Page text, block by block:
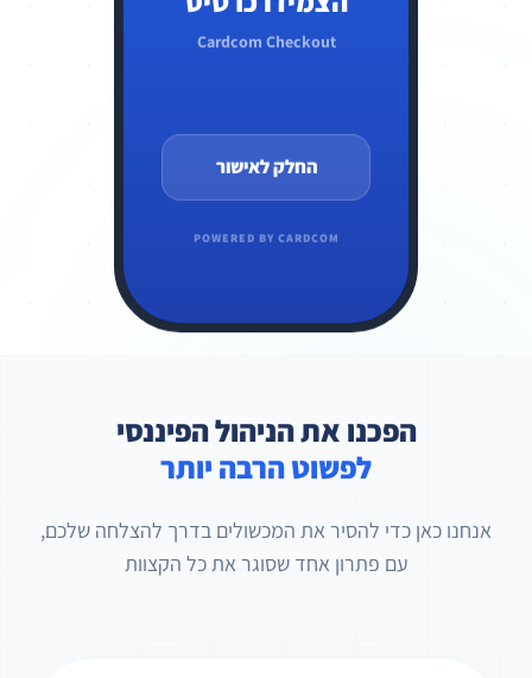
הפכנו את הניהול הפיננסי
לפשוט הרבה יותר
אנחנו כאן כדי להסיר את המכשולים בדרך להצלחה שלכם,
עם פתרון אחד שסוגר את כל הקצוות